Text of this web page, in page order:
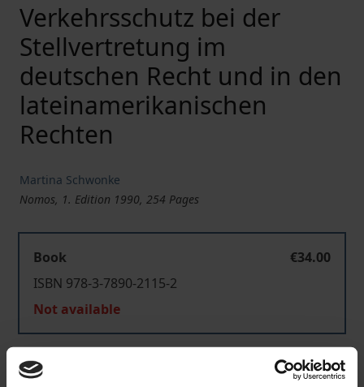
Verkehrsschutz bei der
Stellvertretung im
deutschen Recht und in den
lateinamerikanischen
Rechten
Martina Schwonke
Nomos, 1. Edition 1990, 254 Pages
Book
€34.00
ISBN 978-3-7890-2115-2
Not available